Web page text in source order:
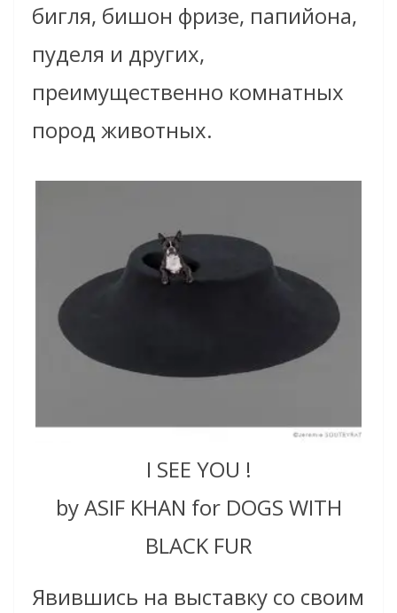
бигля, бишон фризе, папийона,
пуделя и других,
преимущественно комнатных
пород животных.
I SEE YOU !
by ASIF KHAN for DOGS WITH
BLACK FUR
Явившись на выставку со своим